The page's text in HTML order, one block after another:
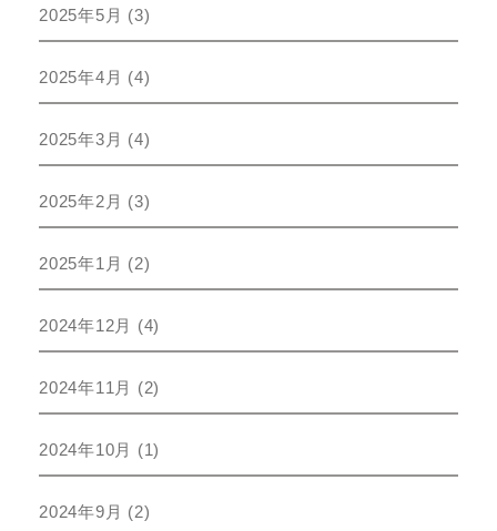
2025年5月 (3)
2025年4月 (4)
2025年3月 (4)
2025年2月 (3)
2025年1月 (2)
2024年12月 (4)
2024年11月 (2)
2024年10月 (1)
2024年9月 (2)